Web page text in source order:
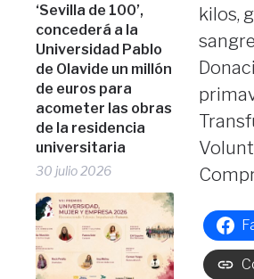
‘Sevilla de 100’,
concederá a la
Universidad Pablo
de Olavide un millón
de euros para
acometer las obras
de la residencia
universitaria
30 julio 2026
kilos,